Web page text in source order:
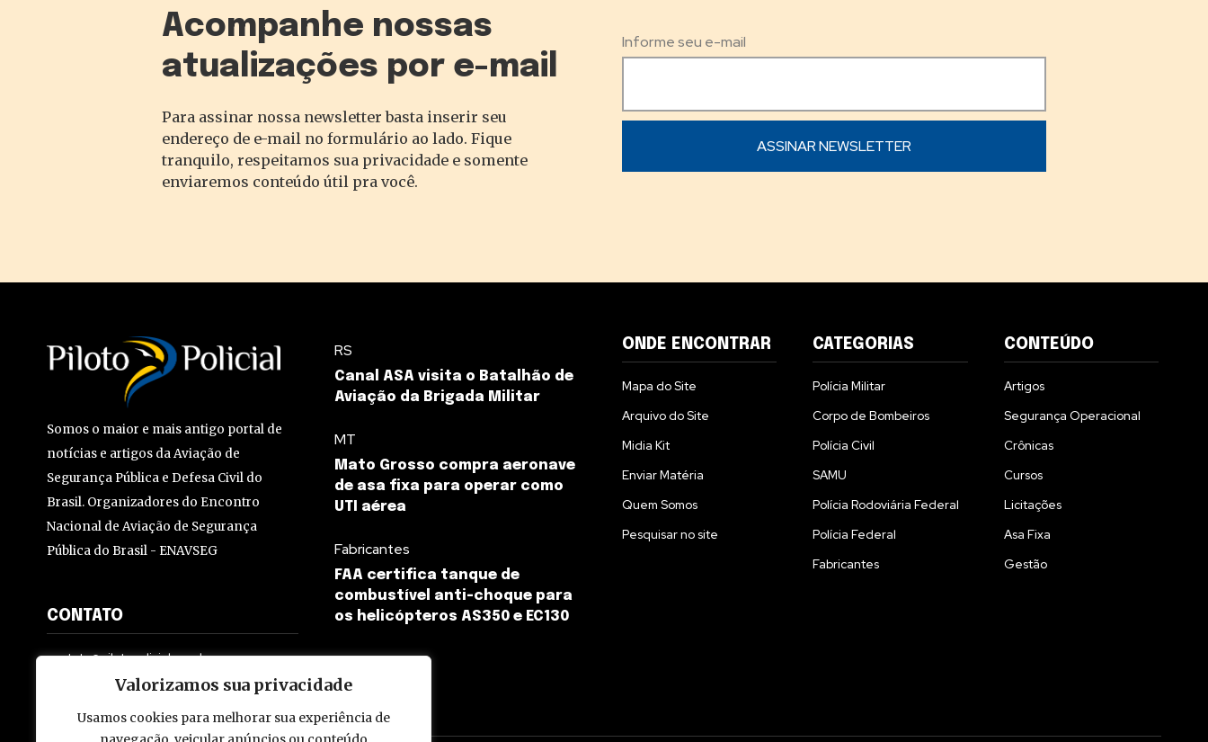
Valorizamos sua privacidade
Usamos cookies para melhorar sua experiência de
Acompanhe nossas
atualizações por e-mail
Para assinar nossa newsletter basta inserir seu
endereço de e-mail no formulário ao lado. Fique
tranquilo, respeitamos sua privacidade e somente
enviaremos conteúdo útil pra você.
Informe seu e-mail
Somos o maior e mais antigo portal de
notícias e artigos da Aviação de
Segurança Pública e Defesa Civil do
Brasil. Organizadores do Encontro
Nacional de Aviação de Segurança
Pública do Brasil - ENAVSEG
CONTATO
contato@pilotopolicial.com.br
RS
Canal ASA visita o Batalhão de
Aviação da Brigada Militar
MT
Mato Grosso compra aeronave
de asa fixa para operar como
UTI aérea
Fabricantes
FAA certifica tanque de
combustível anti-choque para
os helicópteros AS350 e EC130
ONDE ENCONTRAR
Mapa do Site
Arquivo do Site
Midia Kit
Enviar Matéria
Quem Somos
Pesquisar no site
CATEGORIAS
Polícia Militar
Corpo de Bombeiros
Polícia Civil
SAMU
Polícia Rodoviária Federal
Polícia Federal
Fabricantes
CONTEÚDO
Artigos
Segurança Operacional
Crônicas
Cursos
Licitações
Asa Fixa
Gestão